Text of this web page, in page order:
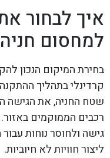
איך לבחור
למחסום
בחירת המיקום הנכון
קרדינלי בתהליך
שטח החניה, את הגישה
רכבים הממוקמים באזור.
גישה ולחוסר נוחות
ליצור חוויות לא חיוביות.